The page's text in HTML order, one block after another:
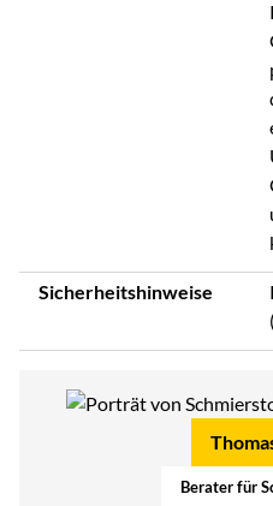
Sicherheitshinweise
Berater für